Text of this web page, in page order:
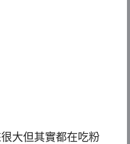
大但其實都在吃粉